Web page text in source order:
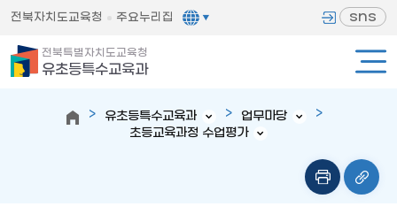
전북자치도교육청 주요누리집 sns
전북특별자치도교육청
유초등특수교육과
유초등특수교육과
업무마당
초등교육과정 수업평가